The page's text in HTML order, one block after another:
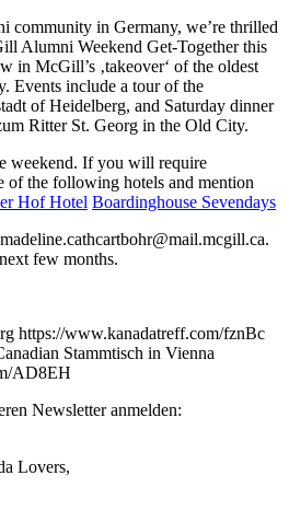
community in Germany, we’re thrilled
Alumni Weekend Get-Together this
in McGill’s ‚takeover‘ of the oldest
Events include a tour of the
of Heidelberg, and Saturday dinner
Ritter St. Georg in the Old City.
weekend. If you will require
of the following hotels and mention
Hof Hotel Boardinghouse Sevendays
madeline.cathcartbohr@mail.mcgill.ca.
few months.
https://www.kanadatreff.com/fznBc
Stammtisch in Vienna
AD8EH
Newsletter anmelden:
Lovers,